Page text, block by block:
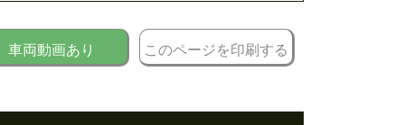
車両動画あり このページを印刷する